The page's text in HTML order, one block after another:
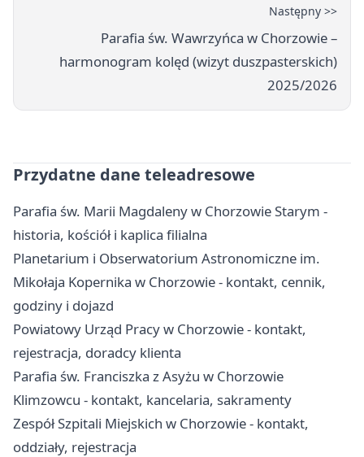
Następny >>
Parafia św. Wawrzyńca w Chorzowie –
harmonogram kolęd (wizyt duszpasterskich)
2025/2026
Przydatne dane teleadresowe
Parafia św. Marii Magdaleny w Chorzowie Starym -
historia, kościół i kaplica filialna
Planetarium i Obserwatorium Astronomiczne im.
Mikołaja Kopernika w Chorzowie - kontakt, cennik,
godziny i dojazd
Powiatowy Urząd Pracy w Chorzowie - kontakt,
rejestracja, doradcy klienta
Parafia św. Franciszka z Asyżu w Chorzowie
Klimzowcu - kontakt, kancelaria, sakramenty
Zespół Szpitali Miejskich w Chorzowie - kontakt,
oddziały, rejestracja